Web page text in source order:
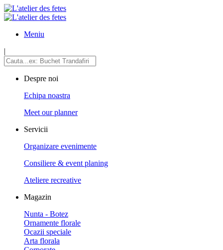
Meniu
|
Despre noi
Echipa noastra
Meet our planner
Servicii
Organizare evenimente
Consiliere & event planing
Ateliere recreative
Magazin
Nunta - Botez
Ornamente florale
Ocazii speciale
Arta florala